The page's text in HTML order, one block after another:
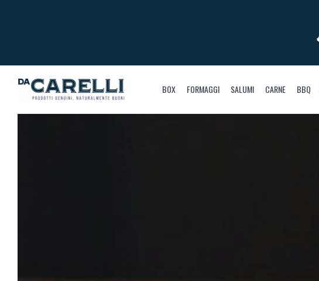
BOX FORMAGGI SALUMI CARNE BBQ